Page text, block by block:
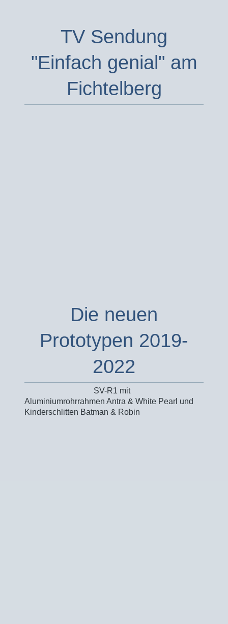
TV Sendung
"Einfach genial" am
Fichtelberg
Die neuen
Prototypen 2019-
2022
SV-R1 mit
Aluminiumrohrrahmen Antra & White Pearl und
Kinderschlitten Batman & Robin